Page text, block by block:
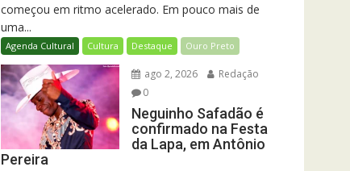
começou em ritmo acelerado. Em pouco mais de
uma...
Agenda Cultural Cultura Destaque Ouro Preto
ago 2, 2026
Redação
0
Neguinho Safadão é
confirmado na Festa
da Lapa, em Antônio
Pereira